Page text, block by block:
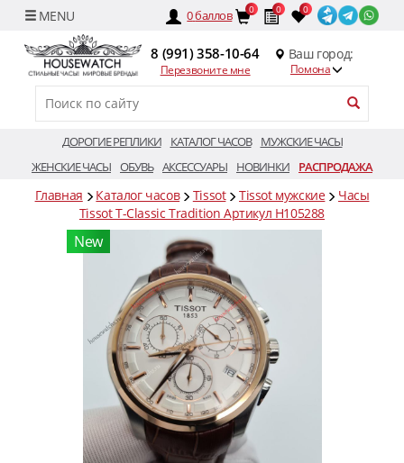
0баллов 0 0 0
8 (991) 358-10-64
Перезвоните мне
Ваш город:
Помона
ДОРОГИЕ РЕПЛИКИ КАТАЛОГ ЧАСОВ
МУЖСКИЕ ЧАСЫ
ЖЕНСКИЕ ЧАСЫ ОБУВЬ АКСЕССУАРЫ НОВИНКИ РАСПРОДАЖА
Главная Каталог часов Tissot Tissot мужские
Часы
Tissot T-Classic Tradition Артикул H105288
New